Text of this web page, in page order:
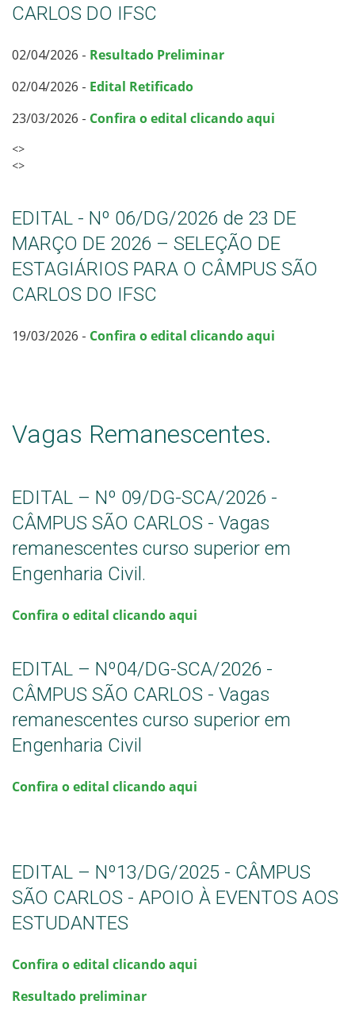
CARLOS DO IFSC
02/04/2026 - Resultado Preliminar
02/04/2026 - Edital Retificado
23/03/2026 - Confira o edital clicando aqui
<>
<>
EDITAL - Nº 06/DG/2026 de 23 DE
MARÇO DE 2026 – SELEÇÃO DE
ESTAGIÁRIOS PARA O CÂMPUS SÃO
CARLOS DO IFSC
19/03/2026 - Confira o edital clicando aqui
Vagas Remanescentes.
EDITAL – Nº 09/DG-SCA/2026 -
CÂMPUS SÃO CARLOS - Vagas
remanescentes curso superior em
Engenharia Civil.
Confira o edital clicando aqui
EDITAL – Nº04/DG-SCA/2026 -
CÂMPUS SÃO CARLOS - Vagas
remanescentes curso superior em
Engenharia Civil
Confira o edital clicando aqui
EDITAL – Nº13/DG/2025 - CÂMPUS
SÃO CARLOS - APOIO À EVENTOS AOS
ESTUDANTES
Confira o edital clicando aqui
Resultado preliminar